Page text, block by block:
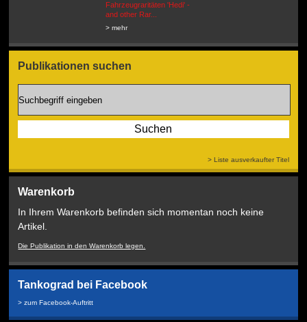
Fahrzeugraritäten 'Hedi' -
and other Rar...
> mehr
Publikationen suchen
> Liste ausverkaufter Titel
Warenkorb
In Ihrem Warenkorb befinden sich momentan noch keine
Artikel.
Die Publikation in den Warenkorb legen.
Tankograd bei Facebook
> zum Facebook-Auftritt